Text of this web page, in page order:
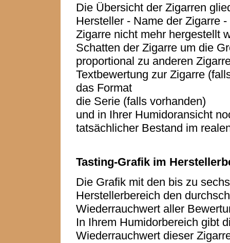
Die Übersicht der Zigarren
Hersteller - Name der Zigarre
Zigarre nicht mehr hergestellt
Schatten der Zigarre um die
proportional zu anderen
Textbewertung zur Zigarre
das Format
die Serie (falls vorhanden)
und in Ihrer Humidoransicht
tatsächlicher Bestand im
Tasting-Grafik im
Die Grafik mit den bis zu
Herstellerbereich den
Wiederrauchwert aller
In Ihrem Humidorbereich gibt
Wiederrauchwert dieser